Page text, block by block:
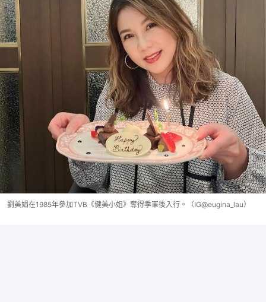
劉美娟在1985年參加TVB《健美小姐》奪得季軍後入行。（IG@eugina_lau）